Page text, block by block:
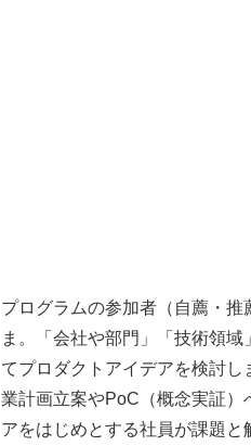
プログラムの参加者（自薦・
ま。「会社や部門」「技術領
てプロダクトアイデアを検討
業計画立案やPoC（概念実証
アをはじめとする社員が課題と